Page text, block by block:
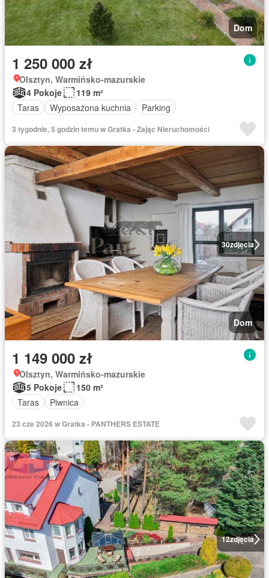
Dom
1 250 000 zł
Olsztyn, Warmińsko-mazurskie
4 Pokoje
119 m²
Taras
Wyposażona kuchnia Parking
3 tygodnie, 5 godzin temu w Gratka - Zając Nieruchomości
30zdjęcia
Dom
1 149 000 zł
Olsztyn, Warmińsko-mazurskie
5 Pokoje
150 m²
Taras
Piwnica
23 cze 2026 w Gratka - PANTHERS ESTATE
12zdjęcia